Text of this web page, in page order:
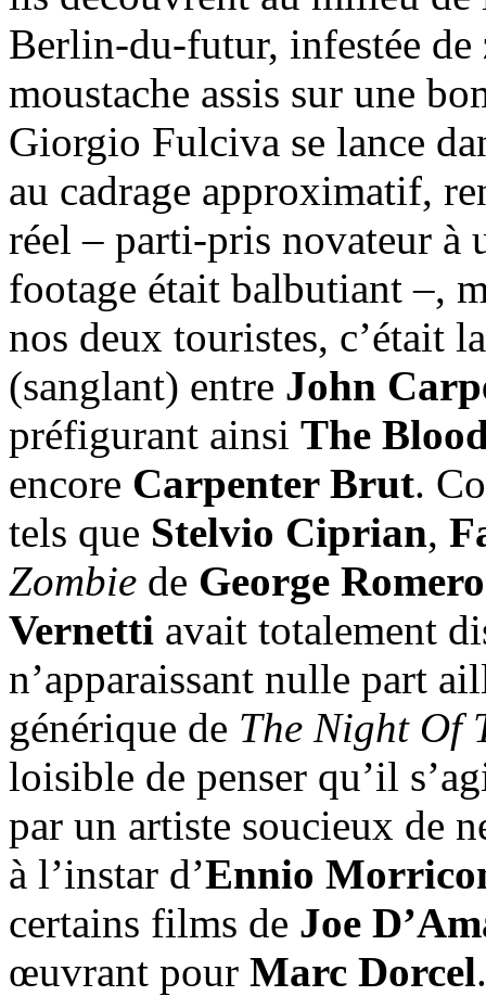
Berlin-du-futur, infestée de
moustache assis sur une
Giorgio Fulciva se lance
au cadrage approximatif,
réel – parti-pris novateur à
footage était balbutiant –,
nos deux touristes, c’était
(sanglant) entre John
préfigurant ainsi The
encore Carpenter Brut.
tels que Stelvio Ciprian,
Zombie de George Romero
Vernetti avait totalement
n’apparaissant nulle part
générique de The Night Of
loisible de penser qu’il
par un artiste soucieux de
à l’instar d’Ennio
certains films de Joe
œuvrant pour Marc Dorcel